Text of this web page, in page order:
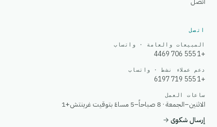
اتصل
المبيعات والعامة · واتساب
+1 555 706 4469
دعم عملاء نشط · واتساب
+1 555 719 6197
ساعات العمل
الاثنين–الجمعة · 8 صباحاً–5 مساءً بتوقيت غرينتش+1
إرسال شكوى→